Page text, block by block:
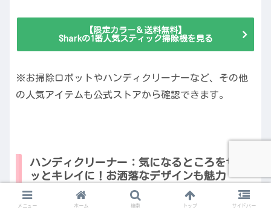
【限定カラー＆送料無料】
Sharkの1番人気スティック掃除機を見る
※お掃除ロボットやハンディクリーナーなど、その他
の人気アイテムも公式ストアから確認できます。
ハンディクリーナー：気になるところをサ
ッとキレイに！お洒落なデザインも魅力
「ちょっとここだけ汚れたな」
メニュー ホーム 検索 トップ サイドバー